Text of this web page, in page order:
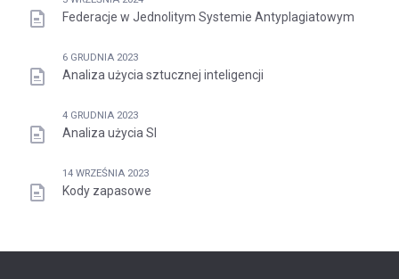
Federacje w Jednolitym Systemie Antyplagiatowym
6 GRUDNIA 2023
Analiza użycia sztucznej inteligencji
4 GRUDNIA 2023
Analiza użycia SI
14 WRZEŚNIA 2023
Kody zapasowe